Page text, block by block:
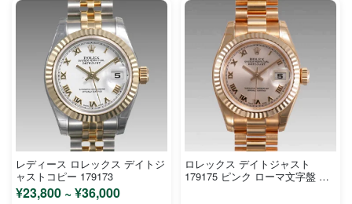
レディース ロレックス デイトジ
ャストコピー 179173
¥23,800 ~ ¥36,000
ロレックス デイトジャスト
179175 ピンク ローマ文字盤 ピ